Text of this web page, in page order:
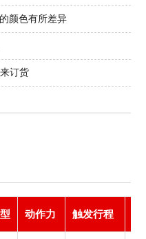
颜色有所差异
订货
动作力 触发行程